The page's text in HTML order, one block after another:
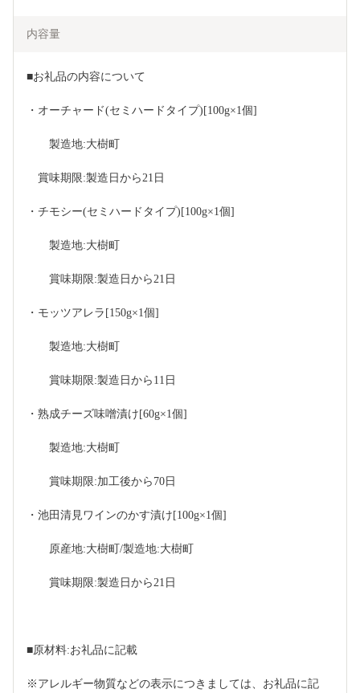
内容量
■お礼品の内容について
・オーチャード(セミハードタイプ)[100g×1個]
製造地:大樹町
賞味期限:製造日から21日
・チモシー(セミハードタイプ)[100g×1個]
製造地:大樹町
賞味期限:製造日から21日
・モッツアレラ[150g×1個]
製造地:大樹町
賞味期限:製造日から11日
・熟成チーズ味噌漬け[60g×1個]
製造地:大樹町
賞味期限:加工後から70日
・池田清見ワインのかす漬け[100g×1個]
原産地:大樹町/製造地:大樹町
賞味期限:製造日から21日
■原材料:お礼品に記載
※アレルギー物質などの表示につきましては、お礼品に記